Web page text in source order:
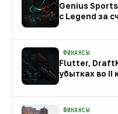
Genius
с Legend за
ФИНАНСЫ
Flutter,
убытках во II
ФИНАНСЫ